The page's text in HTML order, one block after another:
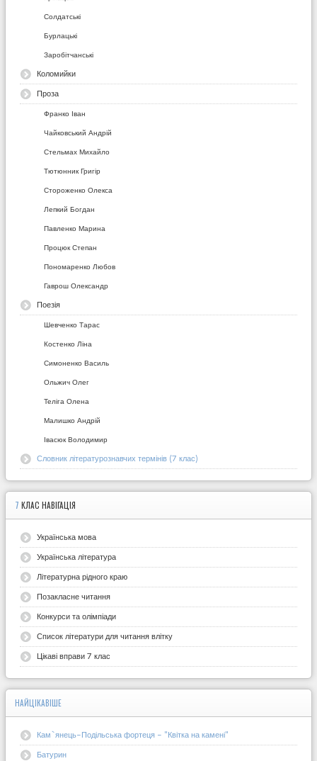
Солдатські
Бурлацькі
Заробітчанські
Коломийки
Проза
Франко Іван
Чайковський Андрій
Стельмах Михайло
Тютюнник Григір
Стороженко Олекса
Лепкий Богдан
Павленко Марина
Процюк Степан
Пономаренко Любов
Гаврош Олександр
Поезія
Шевченко Тарас
Костенко Ліна
Симоненко Василь
Ольжич Олег
Теліга Олена
Малишко Андрій
Івасюк Володимир
Словник літературознавчих термінів (7 клас)
7 КЛАС НАВІГАЦІЯ
Українська мова
Українська література
Літературна рідного краю
Позакласне читання
Конкурси та олімпіади
Список літератури для читання влітку
Цікаві вправи 7 клас
НАЙЦІКАВІШЕ
Кам`янець-Подільська фортеця - "Квітка на камені"
Батурин